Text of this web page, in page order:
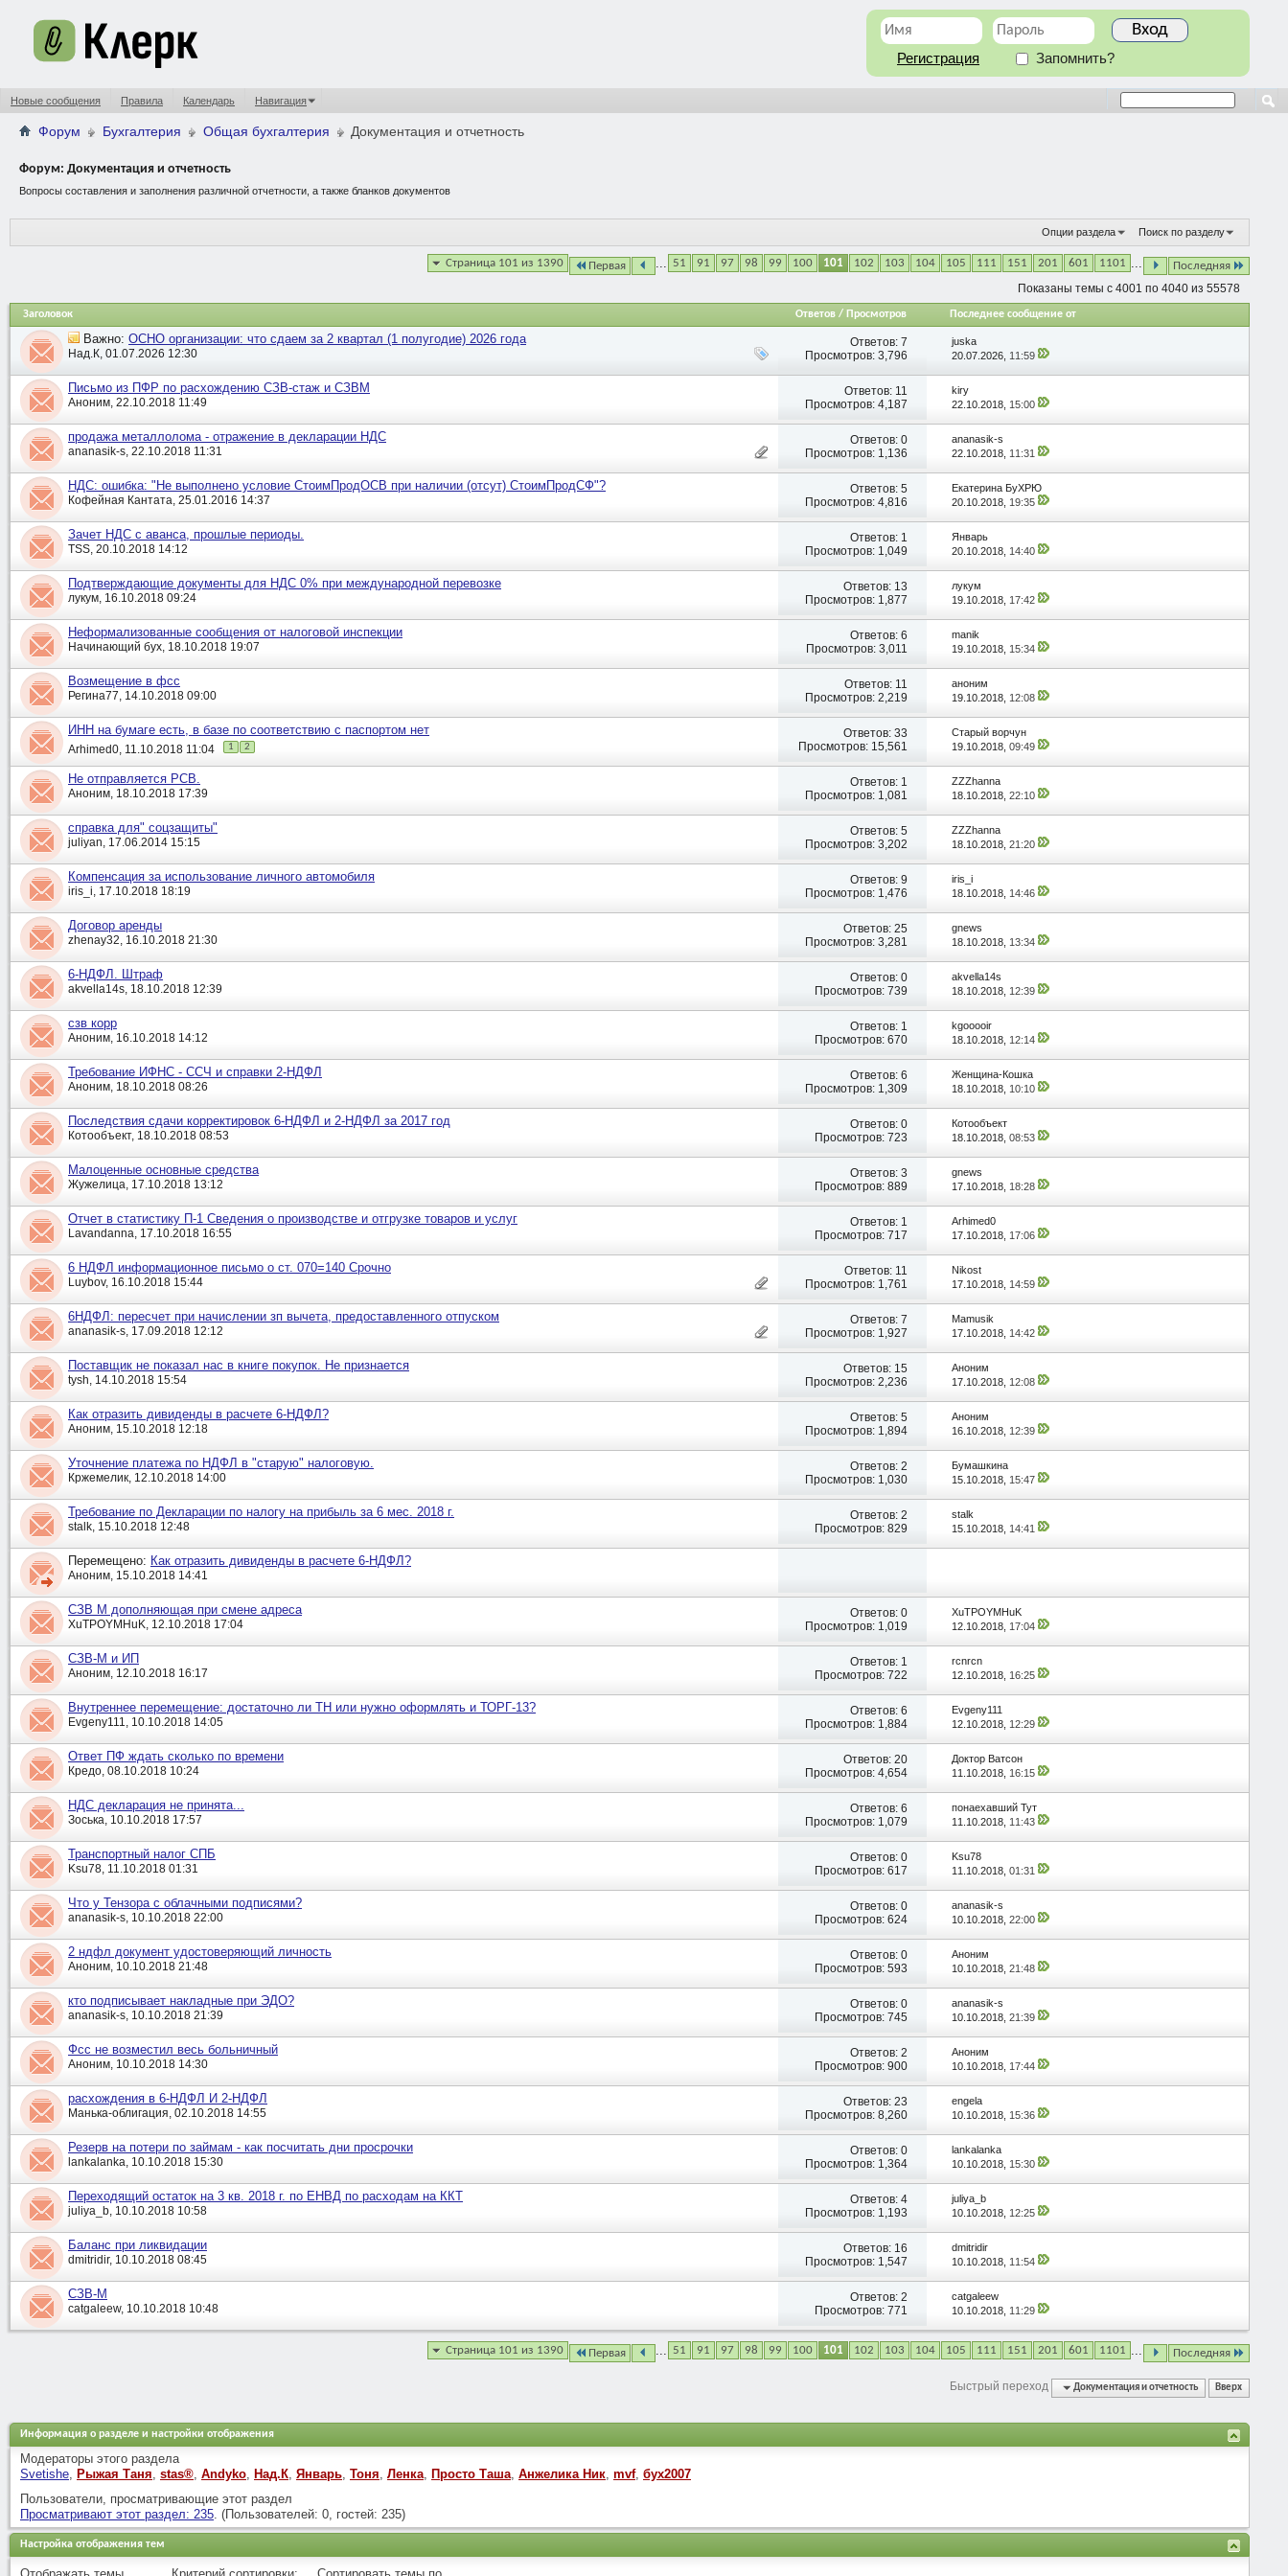
Регистрация Запомнить?
Новые сообщения Правила Календарь Навигация
Форум Бухгалтерия Общая бухгалтерия Документация и отчетность
Форум: Документация и отчетность
Вопросы составления и заполнения различной отчетности, а также бланков документов
Опции раздела Поиск по разделу
Страница 101 из 1390 Первая ... 51 91 97 98 99 100 101 102 103 104 105 111 151 201 601 1101 ... Последняя
Показаны темы с 4001 по 4040 из 55578
Заголовок Ответов / Просмотров Последнее сообщение от
Важно: ОСНО организации: что сдаем за 2 квартал (1 полугодие) 2026 года
Над.К, 01.07.2026 12:30
Ответов:7
Просмотров: 3,796
juska
20.07.2026, 11:59
Письмо из ПФР по расхождению СЗВ-стаж и СЗВМ
Аноним, 22.10.2018 11:49
Ответов: 11
Просмотров: 4,187
kiry
22.10.2018, 15:00
продажа металлолома - отражение в декларации НДС
ananasik-s, 22.10.2018 11:31
Ответов:0
Просмотров: 1,136
ananasik-s
22.10.2018, 11:31
НДС: ошибка: "Не выполнено условие СтоимПродОСВ при наличии (отсут) СтоимПродСФ"?
Кофейная Кантата, 25.01.2016 14:37
Ответов:5
Просмотров: 4,816
Екатерина БуХРЮ
20.10.2018, 19:35
Зачет НДС с аванса, прошлые периоды.
TSS, 20.10.2018 14:12
Ответов: 1
Просмотров: 1,049
Январь
20.10.2018, 14:40
Подтверждающие документы для НДС 0% при международной перевозке
лукум, 16.10.2018 09:24
Ответов: 13
Просмотров: 1,877
лукум
19.10.2018, 17:42
Неформализованные сообщения от налоговой инспекции
Начинающий бух, 18.10.2018 19:07
Ответов:6
Просмотров: 3,011
manik
19.10.2018, 15:34
Возмещение в фсс
Регина77, 14.10.2018 09:00
Ответов: 11
Просмотров: 2,219
аноним
19.10.2018, 12:08
ИНН на бумаге есть, в базе по соответствию с паспортом нет
Arhimed0, 11.10.2018 11:04 1 2
Ответов:33
Просмотров: 15,561
Старый ворчун
19.10.2018, 09:49
Не отправляется РСВ.
Аноним, 18.10.2018 17:39
Ответов: 1
Просмотров: 1,081
ZZZhanna
18.10.2018, 22:10
справка для" соцзащиты"
juliyan, 17.06.2014 15:15
Ответов:5
Просмотров: 3,202
ZZZhanna
18.10.2018, 21:20
Компенсация за использование личного автомобиля
iris_i, 17.10.2018 18:19
Ответов:9
Просмотров: 1,476
iris_i
18.10.2018, 14:46
Договор аренды
zhenay32, 16.10.2018 21:30
Ответов:25
Просмотров: 3,281
gnews
18.10.2018, 13:34
6-НДФЛ. Штраф
akvella14s, 18.10.2018 12:39
Ответов:0
Просмотров: 739
akvella14s
18.10.2018, 12:39
сзв корр
Аноним, 16.10.2018 14:12
Ответов: 1
Просмотров: 670
kgooooir
18.10.2018, 12:14
Требование ИФНС - ССЧ и справки 2-НДФЛ
Аноним, 18.10.2018 08:26
Ответов:6
Просмотров: 1,309
Женщина-Кошка
18.10.2018, 10:10
Последствия сдачи корректировок 6-НДФЛ и 2-НДФЛ за 2017 год
Котообъект, 18.10.2018 08:53
Ответов:0
Просмотров: 723
Котообъект
18.10.2018, 08:53
Малоценные основные средства
Жужелица, 17.10.2018 13:12
Ответов:3
Просмотров: 889
gnews
17.10.2018, 18:28
Отчет в статистику П-1 Сведения о производстве и отгрузке товаров и услуг
Lavandanna, 17.10.2018 16:55
Ответов: 1
Просмотров: 717
Arhimed0
17.10.2018, 17:06
6 НДФЛ информационное письмо о ст. 070=140 Срочно
Luybov, 16.10.2018 15:44
Ответов: 11
Просмотров: 1,761
Nikost
17.10.2018, 14:59
6НДФЛ: пересчет при начислении зп вычета, предоставленного отпуском
ananasik-s, 17.09.2018 12:12
Ответов:7
Просмотров: 1,927
Mamusik
17.10.2018, 14:42
Поставщик не показал нас в книге покупок. Не признается
tysh, 14.10.2018 15:54
Ответов: 15
Просмотров: 2,236
Аноним
17.10.2018, 12:08
Как отразить дивиденды в расчете 6-НДФЛ?
Аноним, 15.10.2018 12:18
Ответов:5
Просмотров: 1,894
Аноним
16.10.2018, 12:39
Уточнение платежа по НДФЛ в "старую" налоговую.
Кржемелик, 12.10.2018 14:00
Ответов:2
Просмотров: 1,030
Бумашкина
15.10.2018, 15:47
Требование по Декларации по налогу на прибыль за 6 мес. 2018 г.
stalk, 15.10.2018 12:48
Ответов:2
Просмотров: 829
stalk
15.10.2018, 14:41
Перемещено: Как отразить дивиденды в расчете 6-НДФЛ?
Аноним, 15.10.2018 14:41
СЗВ М дополняющая при смене адреса
XuTPOYMHuK, 12.10.2018 17:04
Ответов:0
Просмотров: 1,019
XuTPOYMHuK
12.10.2018, 17:04
СЗВ-М и ИП
Аноним, 12.10.2018 16:17
Ответов: 1
Просмотров: 722
rcnrcn
12.10.2018, 16:25
Внутреннее перемещение: достаточно ли ТН или нужно оформлять и ТОРГ-13?
Evgeny111, 10.10.2018 14:05
Ответов:6
Просмотров: 1,884
Evgeny111
12.10.2018, 12:29
Ответ ПФ ждать сколько по времени
Кредо, 08.10.2018 10:24
Ответов:20
Просмотров: 4,654
Доктор Ватсон
11.10.2018, 16:15
НДС декларация не принята...
Зоська, 10.10.2018 17:57
Ответов:6
Просмотров: 1,079
понаехавший Тут
11.10.2018, 11:43
Транспортный налог СПБ
Ksu78, 11.10.2018 01:31
Ответов:0
Просмотров: 617
Ksu78
11.10.2018, 01:31
Что у Тензора с облачными подписями?
ananasik-s, 10.10.2018 22:00
Ответов:0
Просмотров: 624
ananasik-s
10.10.2018, 22:00
2 ндфл документ удостоверяющий личность
Аноним, 10.10.2018 21:48
Ответов:0
Просмотров: 593
Аноним
10.10.2018, 21:48
кто подписывает накладные при ЭДО?
ananasik-s, 10.10.2018 21:39
Ответов:0
Просмотров: 745
ananasik-s
10.10.2018, 21:39
Фсс не возместил весь больничный
Аноним, 10.10.2018 14:30
Ответов:2
Просмотров: 900
Аноним
10.10.2018, 17:44
расхождения в 6-НДФЛ И 2-НДФЛ
Манька-облигация, 02.10.2018 14:55
Ответов:23
Просмотров: 8,260
engela
10.10.2018, 15:36
Резерв на потери по займам - как посчитать дни просрочки
lankalanka, 10.10.2018 15:30
Ответов:0
Просмотров: 1,364
lankalanka
10.10.2018, 15:30
Переходящий остаток на 3 кв. 2018 г. по ЕНВД по расходам на ККТ
juliya_b, 10.10.2018 10:58
Ответов:4
Просмотров: 1,193
juliya_b
10.10.2018, 12:25
Баланс при ликвидации
dmitridir, 10.10.2018 08:45
Ответов: 16
Просмотров: 1,547
dmitridir
10.10.2018, 11:54
СЗВ-М
catgaleew, 10.10.2018 10:48
Ответов:2
Просмотров: 771
catgaleew
10.10.2018, 11:29
Страница 101 из 1390 Первая ... 51 91 97 98 99 100 101 102 103 104 105 111 151 201 601 1101 ... Последняя
Быстрый переход Документация и отчетность Вверх
Информация о разделе и настройки отображения
Модераторы этого раздела
Svetishe, Рыжая Таня, stas®, Andyko, Над.К, Январь, Тоня, Ленка, Просто Таша, Анжелика Ник, mvf, бух2007
Пользователи, просматривающие этот раздел
Просматривают этот раздел: 235. (Пользователей: 0, гостей: 235)
Настройка отображения тем